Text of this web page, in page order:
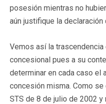
posesión mientras no
aún justifique la
Vemos así la
concesional pues a su
determinar en cada caso el
concesión misma. Como
STS de 8 de julio de 2002